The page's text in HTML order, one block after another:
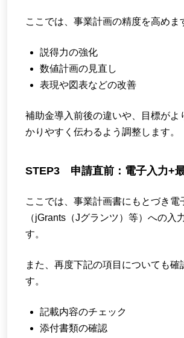
ここでは、事業計画の精度を高めま
説得力の強化
数値計画の見直し
表現や図表などの改善
補助金導入前後の違いや、目標がよ
かりやすく伝わるよう調整します。
STEP3 申請直前：電子入力+
ここでは、事業計画書にもとづき電
（jGrants（Jグランツ）等）への入
す。
また、再度下記の項目についても確
す。
記載内容のチェック
添付書類の確認